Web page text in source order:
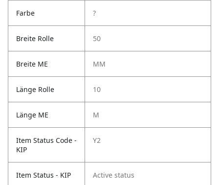
Farbe ?
Breite Rolle 50
Breite ME MM
Länge Rolle 10
Länge ME M
Item Status Code -
KIP
Y2
Item Status - KIP Active status